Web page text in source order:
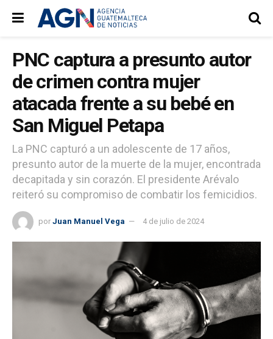
PNC captura a presunto autor
de crimen contra mujer
atacada frente a su bebé en
San Miguel Petapa
La PNC capturó a un adolescente de 17 años,
presunto autor de la muerte de la mujer, encontrada
decapitada y sin corazón. El presidente Arévalo
reiteró su compromiso de combatir los femicidios.
por Juan Manuel Vega 4 de julio de 2024